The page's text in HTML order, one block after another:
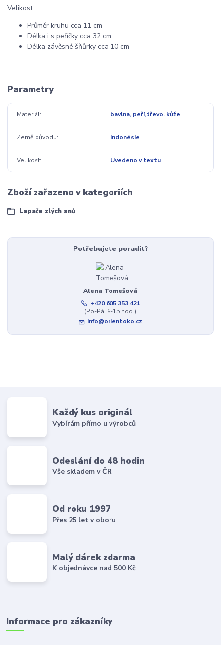
Velikost:
Průměr kruhu cca 11 cm
Délka i s peříčky cca 32 cm
Délka závěsné šňůrky cca 10 cm
Parametry
Materiál bavlna, peří,dřevo. kůže
Země původu Indonésie
Velikost Uvedeno v textu
Zboží zařazeno v kategoriích
Lapače zlých snů
Potřebujete poradit?
Alena Tomešová
+420 605 353 421
(Po-Pá, 9-15 hod.)
info@orientoko.cz
Každý kus originál
Vybírám přímo u výrobců
Odeslání do 48 hodin
Vše skladem v ČR
Od roku 1997
Přes 25 let v oboru
Malý dárek zdarma
K objednávce nad 500 Kč
Informace pro zákazníky